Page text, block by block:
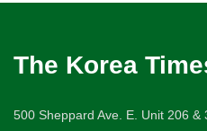
The Korea
500 Sheppard Ave. E. Unit 206 &